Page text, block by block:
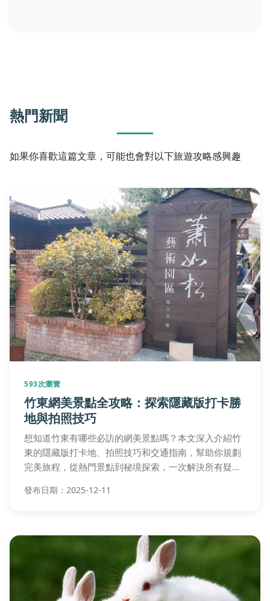
熱門新聞
如果你喜歡這篇文章，可能也會對以下旅遊攻略感興趣
593次瀏覽
竹東網美景點全攻略：探索隱藏版打卡勝
地與拍照技巧
想知道竹東有哪些必訪的網美景點嗎？本文深入介紹竹
東的隱藏版打卡地、拍照技巧和交通指南，幫助你規劃
完美旅程，從熱門景點到秘境探索，一次解決所有疑
發布日期：2025-12-11